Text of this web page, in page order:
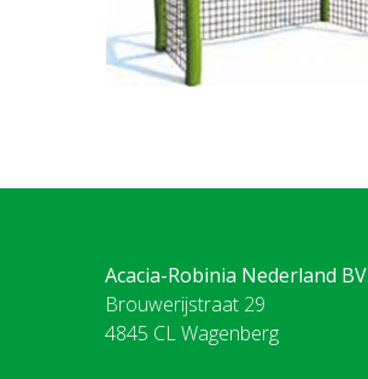
Acacia-Robinia Nederland BV
Brouwerijstraat 29
4845 CL Wagenberg